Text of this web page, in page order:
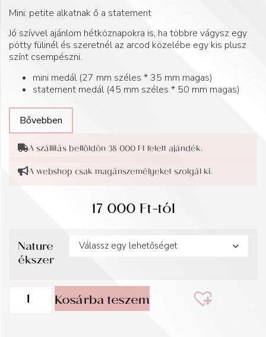
Mini: petite alkatnak ő a statement
Jó szívvel ajánlom hétköznapokra is, ha többre vágysz egy
pötty fülinél és szeretnél az arcod közelébe egy kis plusz
színt csempészni.
mini medál (27 mm széles * 35 mm magas)
statement medál (45 mm széles * 50 mm magas)
Bővebben
A szállítás belföldön 38 000 Ft felett ajándék.
A webshop csak magánszemélyeket szolgál ki.
17 000Ft-tól
Nature
ékszer
Kosárba teszem